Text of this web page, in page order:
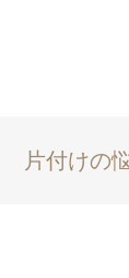
片付けの